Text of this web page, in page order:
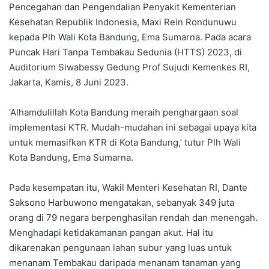
Pencegahan dan Pengendalian Penyakit Kementerian
Kesehatan Republik Indonesia, Maxi Rein Rondunuwu
kepada Plh Wali Kota Bandung, Ema Sumarna. Pada acara
Puncak Hari Tanpa Tembakau Sedunia (HTTS) 2023, di
Auditorium Siwabessy Gedung Prof Sujudi Kemenkes RI,
Jakarta, Kamis, 8 Juni 2023.
‘Alhamdulillah Kota Bandung meraih penghargaan soal
implementasi KTR. Mudah-mudahan ini sebagai upaya kita
untuk memasifkan KTR di Kota Bandung,’ tutur Plh Wali
Kota Bandung, Ema Sumarna.
Pada kesempatan itu, Wakil Menteri Kesehatan RI, Dante
Saksono Harbuwono mengatakan, sebanyak 349 juta
orang di 79 negara berpenghasilan rendah dan menengah.
Menghadapi ketidakamanan pangan akut. Hal itu
dikarenakan pengunaan lahan subur yang luas untuk
menanam Tembakau daripada menanam tanaman yang